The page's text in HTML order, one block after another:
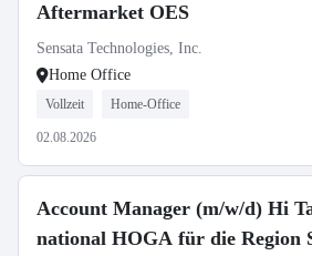
Aftermarket OES
Sensata Technologies, Inc.
Home Office
Vollzeit Home-Office
02.08.2026
Account Manager (m/w/d) Hi
national HOGA für die Region